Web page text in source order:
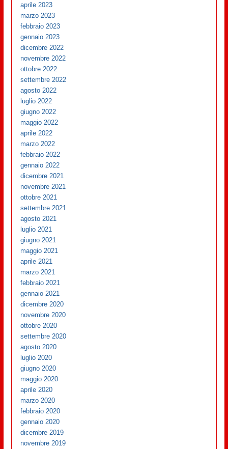
aprile 2023
marzo 2023
febbraio 2023
gennaio 2023
dicembre 2022
novembre 2022
ottobre 2022
settembre 2022
agosto 2022
luglio 2022
giugno 2022
maggio 2022
aprile 2022
marzo 2022
febbraio 2022
gennaio 2022
dicembre 2021
novembre 2021
ottobre 2021
settembre 2021
agosto 2021
luglio 2021
giugno 2021
maggio 2021
aprile 2021
marzo 2021
febbraio 2021
gennaio 2021
dicembre 2020
novembre 2020
ottobre 2020
settembre 2020
agosto 2020
luglio 2020
giugno 2020
maggio 2020
aprile 2020
marzo 2020
febbraio 2020
gennaio 2020
dicembre 2019
novembre 2019